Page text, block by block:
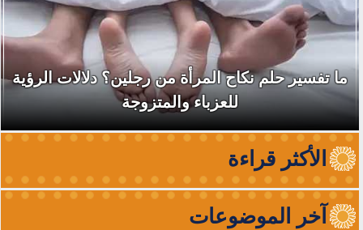
ما تفسير حلم نكاح المرأة من رجلين؟ دلالات الرؤية
للعزباء والمتزوجة
الأكثر قراءة
آخر الموضوعات